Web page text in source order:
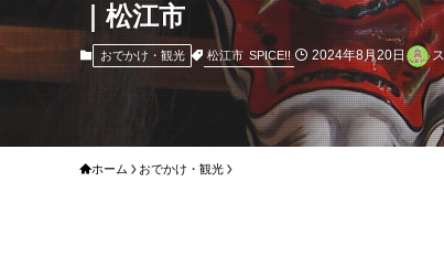
｜松江市
おでかけ・観光 松江市 SPICE!! 2024年8月20日
ホーム おでかけ・観光